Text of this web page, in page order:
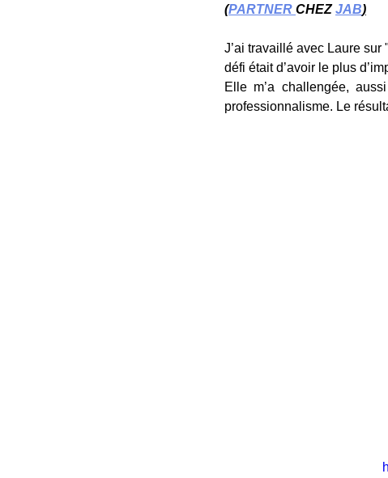
(PARTNER CHEZ JAB)
J’ai travaillé avec Laure
défi était d’avoir le plus
Elle m’a challengée,
professionnalisme. Le